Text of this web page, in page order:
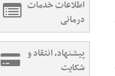
اطلاعات خدمات
درمانی
پیشنهاد، انتقاد و
شکایت